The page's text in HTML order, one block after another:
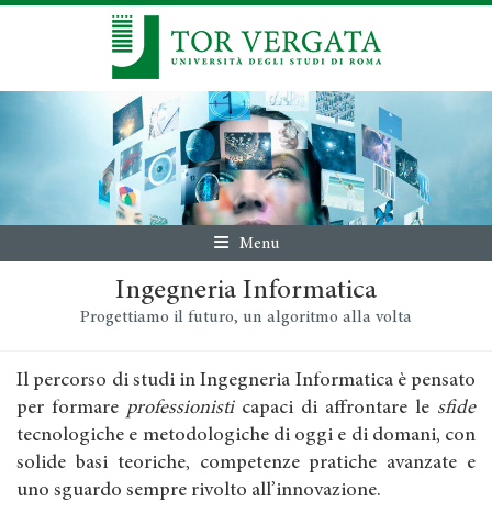
Menu
Ingegneria Informatica
Progettiamo il futuro, un algoritmo alla volta
Il percorso di studi in Ingegneria Informatica è pensato
per formare professionisticapaci di affrontare le sfide
tecnologiche e metodologiche di oggi e di domani, con
solide basi teoriche, competenze pratiche avanzate e
uno sguardo sempre rivolto all’innovazione.